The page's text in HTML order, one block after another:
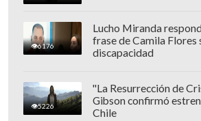
6176
Lucho Miranda
frase de Camila Flores
discapacidad
5226
"La Resurrección de
Gibson confirmó
Chile